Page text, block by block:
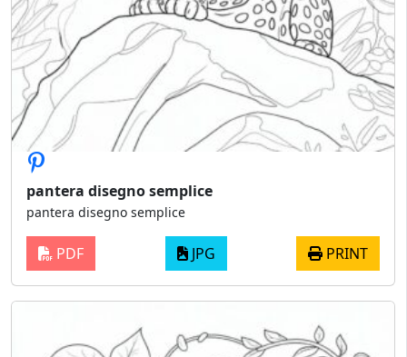
pantera disegno semplice
pantera disegno semplice
PDF JPG PRINT